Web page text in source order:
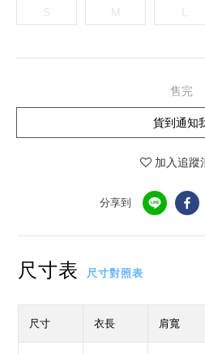
S M
售完
貨到通知
加入追蹤
分享到
尺寸表 尺寸對照表
尺寸 衣長 肩寬